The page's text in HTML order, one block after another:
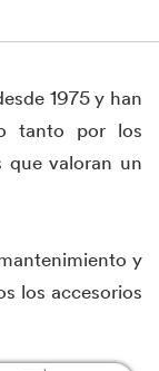
1975 y han
tanto por los
que valoran un
y
los accesorios